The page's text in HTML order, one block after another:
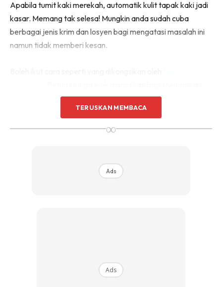
Apabila tumit kaki merekah, automatik kulit tapak kaki jadi
kasar. Memang tak selesa! Mungkin anda sudah cuba
berbagai jenis krim dan losyen bagi mengatasi masalah ini
namun tidak memberi kesan.
kaki yang lenguh. Dapat merehatkan kaki daripada
ketegangan. Bila berdiri lama, mesti kaki rasa sengal-
Ubat kumur Listerine (botol ungu)
Ads
TERUSKAN MEMBACA
∞
Ads
Ads